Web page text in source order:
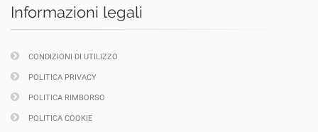
Informazioni legali
CONDIZIONI DI UTILIZZO
POLITICA PRIVACY
POLITICA RIMBORSO
POLITICA COOKIE